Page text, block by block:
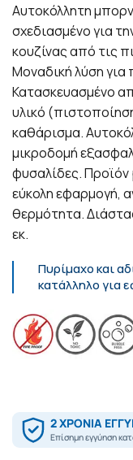
Αυτοκόλλητη
σχεδιασμένο για
κουζίνας από τις
Μοναδική λύση για
Κατασκευασμένο
υλικό
καθάρισμα.
μικροδομή
φυσαλίδες. Προϊόν
εύκολη εφαρμογή,
θερμότητα.
εκ.
Πυρίμαχο και
κατάλληλο για